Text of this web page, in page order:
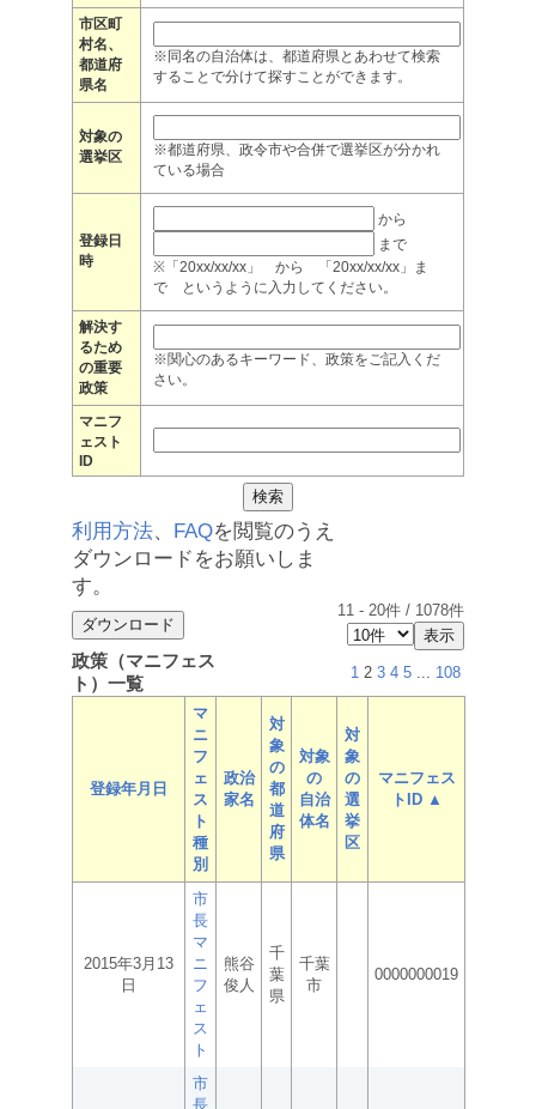
市区町
村名、
都道府
県名
※同名の自治体は、都道府県とあわせて検索
することで分けて探すことができます。
対象の
選挙区
※都道府県、政令市や合併で選挙区が分かれ
ている場合
登録日
時
から
まで
※「20xx/xx/xx」 から 「20xx/xx/xx」ま
で というように入力してください。
解決す
るため
の重要
政策
※関心のあるキーワード、政策をご記入くだ
さい。
マニフ
ェスト
ID
利用方法、 FAQを閲覧のうえ
ダウンロードをお願いしま
す。
11 - 20件 / 1078件
政策（マニフェス
ト）一覧
1 2 3 4 5 ... 108
登録年月日
マ
ニ
フ
ェ
ス
ト
種
別
政治
家名
対
象
の
都
道
府
県
対象
の
自治
体名
対
象
の
選
挙
区
マニフェス
トID ▲
2015年3月13
日
市
長
マ
ニ
フ
ェ
ス
ト
熊谷
俊人
千
葉
県
千葉
市
0000000019
市
長